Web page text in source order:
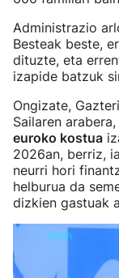
Administrazio
Besteak beste,
dituzte, eta
izapide batzuk
Ongizate,
Sailaren arabera,
euroko kostua
2026an, berriz,
neurri hori
helburua da
dizkien gastuak